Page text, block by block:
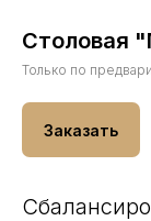
Столовая
Только по
Заказать